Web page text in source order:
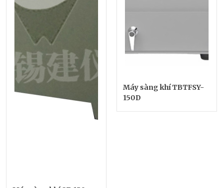
Máy sàng khí TBTFSY-
150D